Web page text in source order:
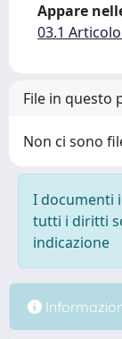
Appare
03.1
File in questo
Non ci sono
I documenti
tutti i diritti
indicazione